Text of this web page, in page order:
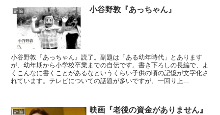
評論 小谷野敦『あっちゃん』
小谷野敦『あっちゃん』読了。副題は「ある幼年時代」とあります
が、幼年期から小学校卒業までの自伝です。書き下ろしの長編で、よ
くこんなに書くことがあるなというくらい子供の頃の記憶が文字化さ
れています。テレビについての話題が多いですが、一回り上...
評論 映画『老後の資金がありません』